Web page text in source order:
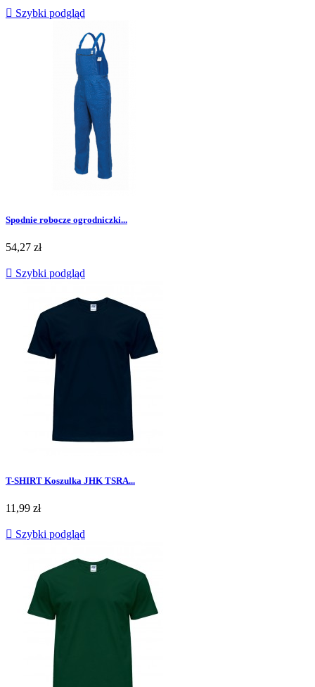
 Szybki podgląd
Spodnie robocze ogrodniczki...
Cena
54,27 zł
 Szybki podgląd
T-SHIRT Koszulka JHK TSRA...
Cena
11,99 zł
 Szybki podgląd